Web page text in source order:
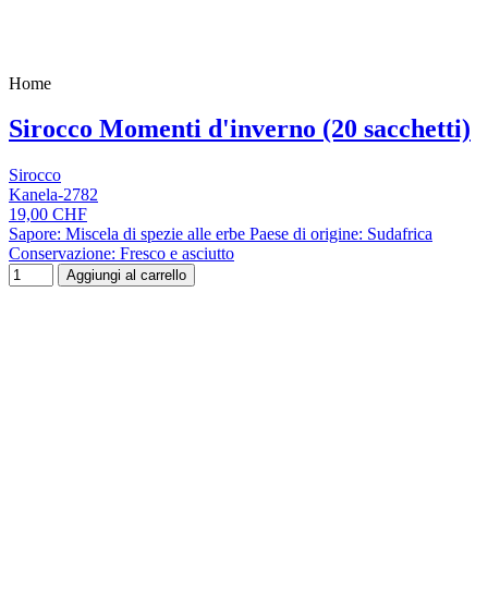
Home
Sirocco Momenti d'inverno (20 sacchetti)
Sirocco
Kanela-2782
19,00 CHF
Sapore: Miscela di spezie alle erbe Paese di origine: Sudafrica
Conservazione: Fresco e asciutto
Aggiungi al carrello